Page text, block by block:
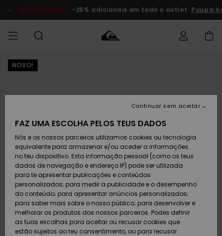
do
DUPLA PROMO -25% adicionais em todo o outlet Poupa
HOMEM
Calçado e
chinelos
Surfe/água
Snow
MENINO
Calçado e
chinelos
Surfe/água
Neve
MULHER
chegados
Highlights
Snow
SURF
Crianças
Highlights
Community
SNOW
Artigos
Criança
Snow Shop
Feminino
Highlights
DUPLA
PROMO
Criança
Outlet
Mulher
Devoluções
Pagamento
Cartão
presente
Quiksilver
Freedom
NOVO!
FAZ UMA ESCOLHA PELOS TEUS DADOS
Nós e os nossos parceiros utilizamos cookies ou tecnologia
equivalente para armazenar e/ou aceder a informações
no teu dispositivo. Esta informação pessoal (como os teus
dados de navegação e endereço IP) pode ser utilizada
para te apresentar publicações e conteúdos
personalizados; para medir a publicidade e o desempenho
do conteúdo; para apresentar anúncios personalizados;
para saber mais sobre o nosso público; para desenvolver e
melhorar os produtos dos nossos parceiros. Podes definir
as tuas escolhas para aceitar ou recusar cookies que
estão sujeitos ao teu consentimento, ou para recusar
Continuar sem aceitar